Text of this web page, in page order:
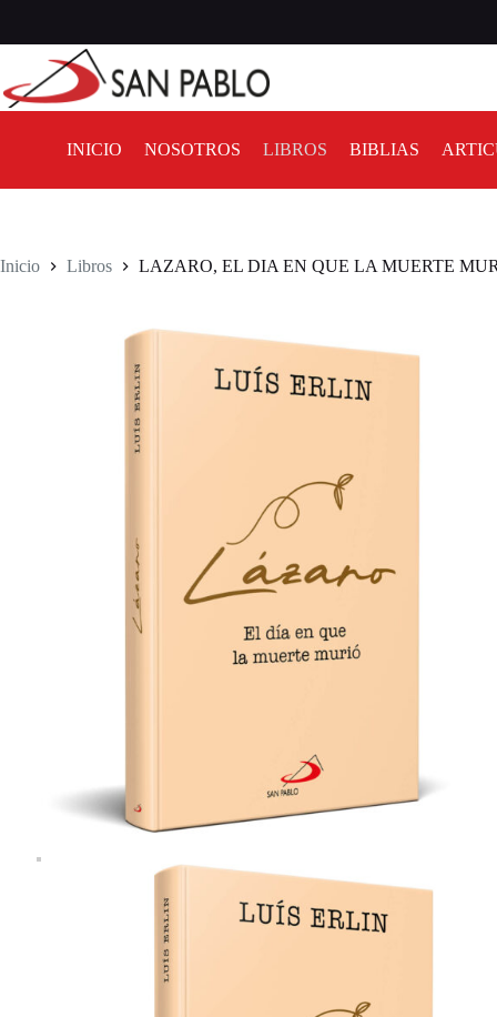
INICIO NOSOTROS LIBROS BIBLIAS
Inicio Libros LAZARO, EL DIA EN QUE LA MUERTE